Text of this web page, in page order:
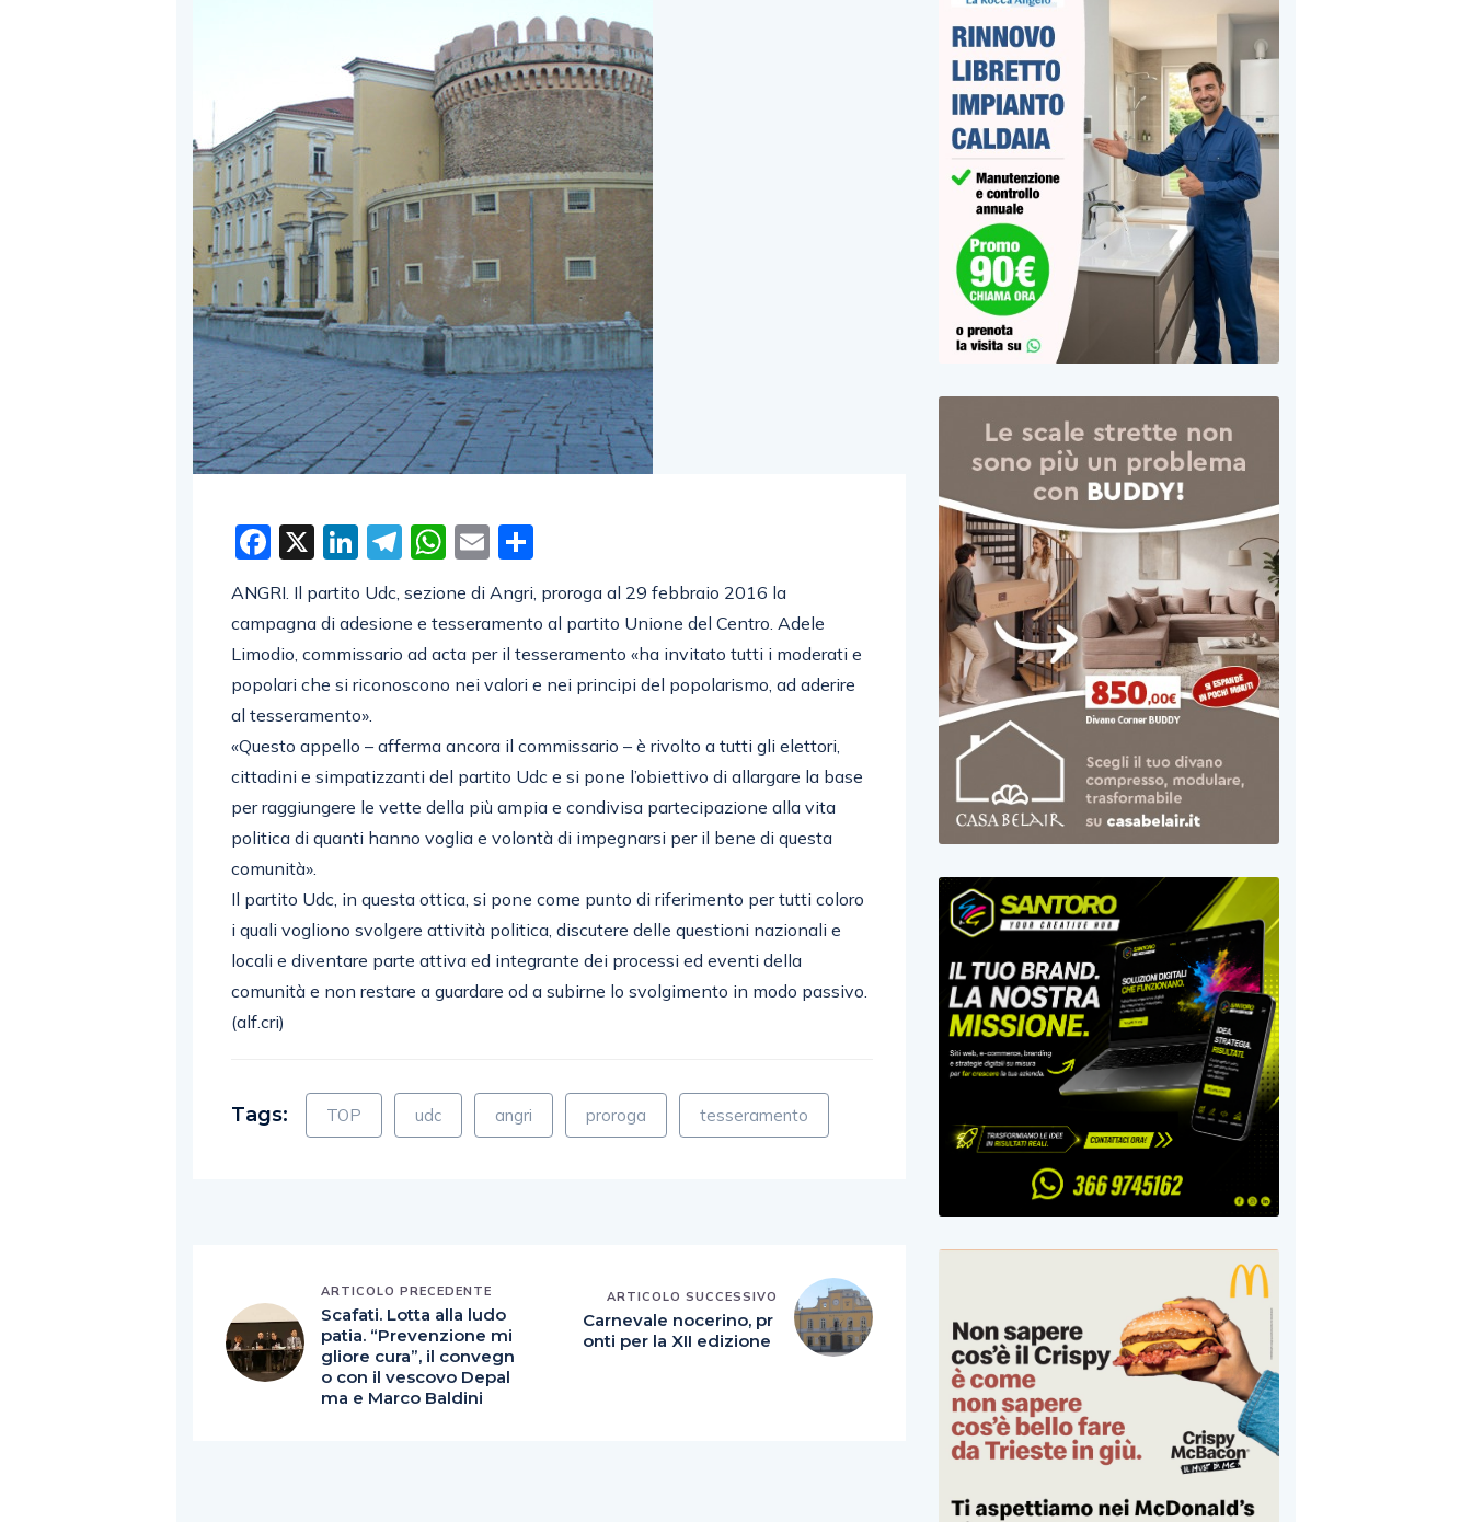
Facebook
X LinkedIn
Telegram
WhatsApp
Email
ANGRI. Il partito Udc, sezione di Angri, proroga al 29 febbraio 2016 la
campagna di adesione e tesseramento al partito Unione del Centro. Adele
Limodio, commissario ad acta per il tesseramento «ha invitato tutti i moderati e
popolari che si riconoscono nei valori e nei principi del popolarismo, ad aderire
al tesseramento».
«Questo appello – afferma ancora il commissario – è rivolto a tutti gli elettori,
cittadini e simpatizzanti del partito Udc e si pone l’obiettivo di allargare la base
per raggiungere le vette della più ampia e condivisa partecipazione alla vita
politica di quanti hanno voglia e volontà di impegnarsi per il bene di questa
comunità».
Il partito Udc, in questa ottica, si pone come punto di riferimento per tutti coloro
i quali vogliono svolgere attività politica, discutere delle questioni nazionali e
locali e diventare parte attiva ed integrante dei processi ed eventi della
comunità e non restare a guardare od a subirne lo svolgimento in modo passivo.
(alf.cri)
Tags: TOP udc angri proroga tesseramento
ARTICOLO PRECEDENTE
Scafati. Lotta alla ludo
patia. “Prevenzione mi
gliore cura”, il convegn
o con il vescovo Depal
ma e Marco Baldini
ARTICOLO SUCCESSIVO
Carnevale nocerino, pr
onti per la XII edizione